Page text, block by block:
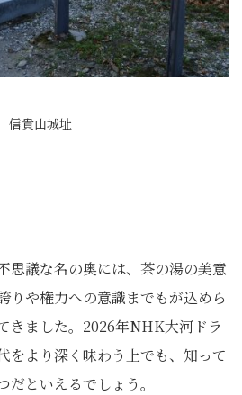
信貴山城址
思議な名の奥には、茶の湯の美意
りや権力への意識までもが込めら
きました。2026年NHK大河ドラ
をより深く味わう上でも、知って
といえるでしょう。